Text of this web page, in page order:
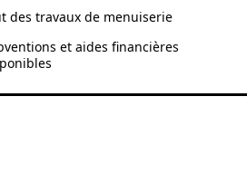
des travaux de menuiserie
et aides financières